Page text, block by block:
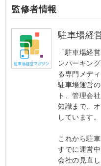
監修者情報
駐車場経
「駐車場経
ンパーキン
る専門メディ
駐車場運営
ト、管理会
知識まで、
しています。
これから駐
すでに運営
会社の見直